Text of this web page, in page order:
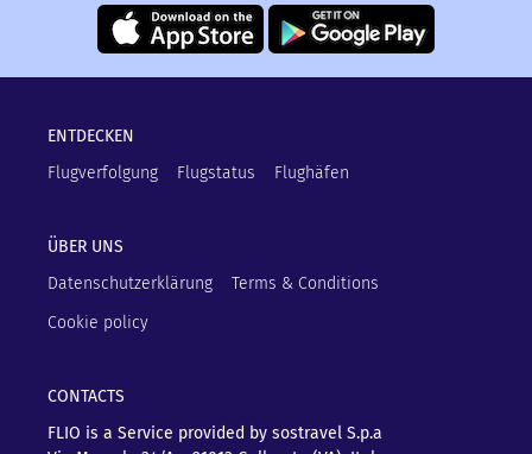
ENTDECKEN
Flugverfolgung
Flugstatus Flughäfen
ÜBER UNS
Datenschutzerklärung
Terms & Conditions
Cookie policy
CONTACTS
FLIO is a Service provided by sostravel S.p.a